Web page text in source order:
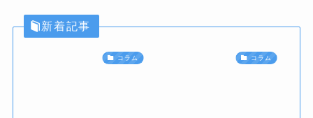
新着記事
コラム コラム